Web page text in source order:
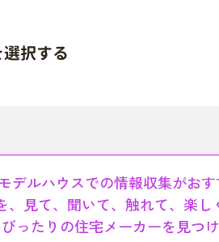
択する
デルハウスでの情報収集がお
見て、聞いて、触れて、楽し
ったりの住宅メーカーを見つけ